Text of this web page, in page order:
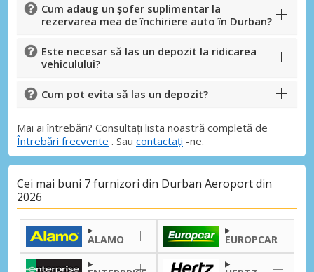
Cum adaug un șofer suplimentar la
rezervarea mea de închiriere auto în Durban?
Este necesar să las un depozit la ridicarea
vehiculului?
Cum pot evita să las un depozit?
Mai ai întrebări? Consultați lista noastră completă de
Întrebări frecvente . Sau contactați -ne.
Cei mai buni 7 furnizori din Durban Aeroport din
2026
ALAMO EUROPCAR